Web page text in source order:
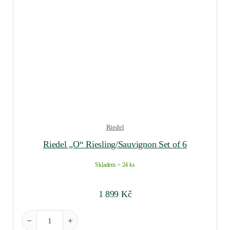
Riedel
Riedel „O“ Riesling/Sauvignon Set of 6
Skladem > 24 ks
1 899 Kč
Riedel "O" Riesling/Sauvignon Set of 6 množství